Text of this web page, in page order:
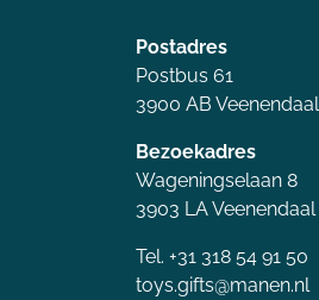
Postadres
Postbus 61
3900 AB Veenendaal
Bezoekadres
Wageningselaan 8
3903 LA Veenendaal
Tel. +31 318 54 91 50
toys.gifts@manen.nl